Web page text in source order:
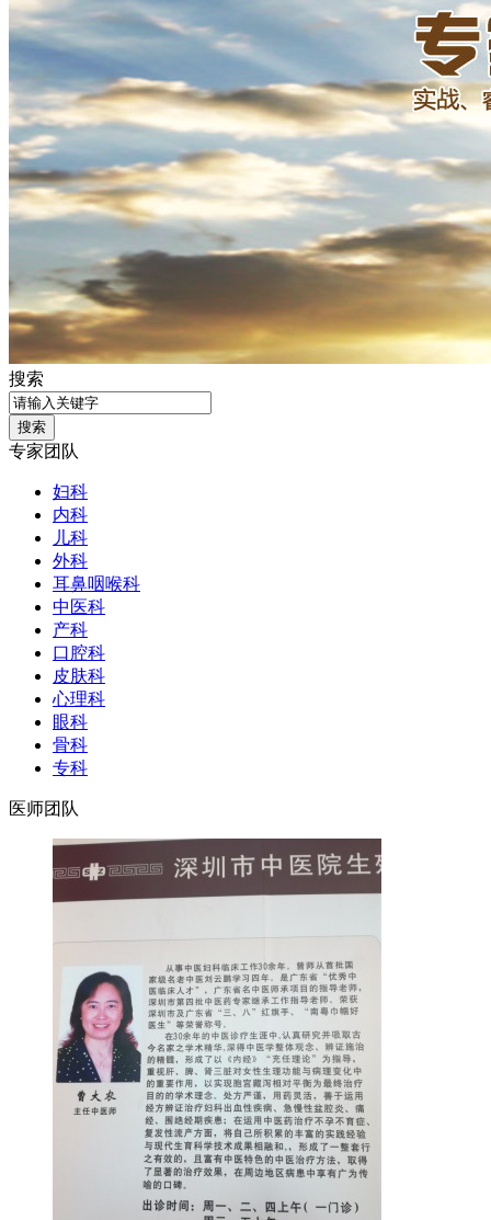
搜索
专家团队
妇科
内科
儿科
外科
耳鼻咽喉科
中医科
产科
口腔科
皮肤科
心理科
眼科
骨科
专科
医师团队